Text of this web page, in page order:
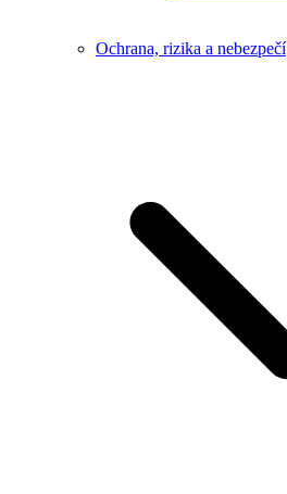
Ochrana, rizika a nebezpečí